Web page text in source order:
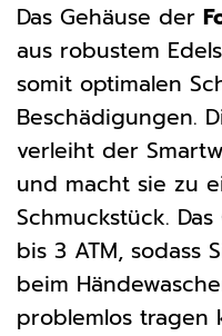
Das Gehäuse der
aus robustem
somit optimalen
Beschädigungen.
verleiht der
und macht sie zu
Schmuckstück.
bis 3 ATM, sodass
beim
problemlos tragen